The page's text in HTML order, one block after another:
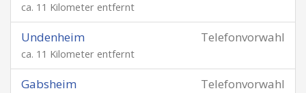
ca. 11 Kilometer entfernt
Telefonvorwahl
Undenheim
ca. 11 Kilometer entfernt
Telefonvorwahl
Gabsheim